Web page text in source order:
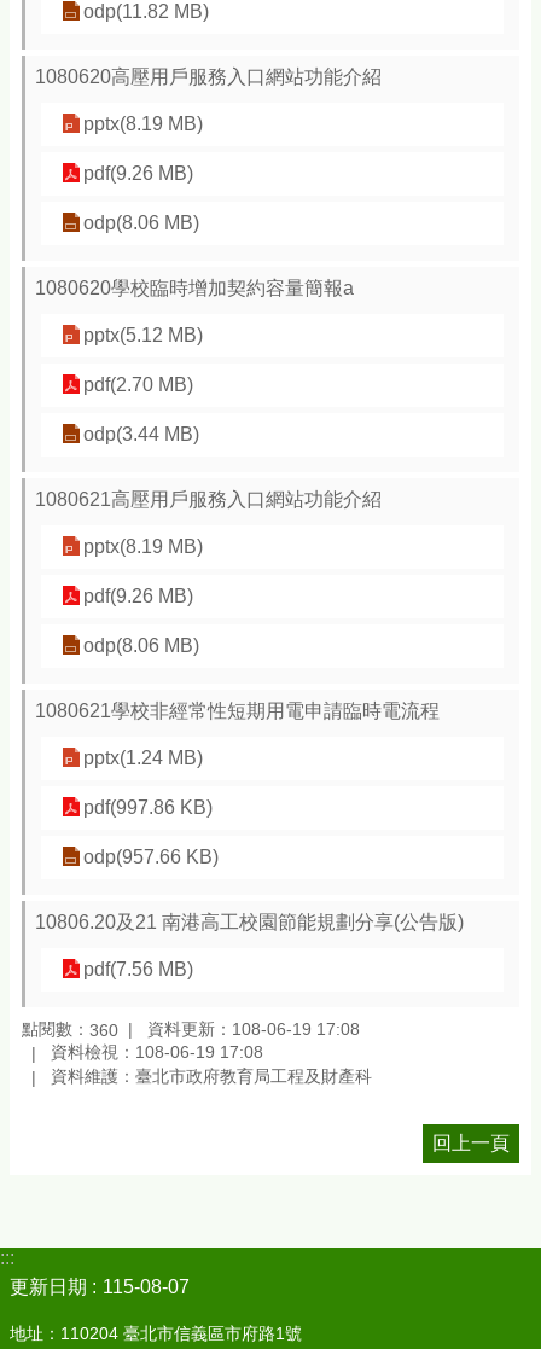
odp(11.82 MB)
1080620高壓用戶服務入口網站功能介紹
pptx(8.19 MB)
pdf(9.26 MB)
odp(8.06 MB)
1080620學校臨時增加契約容量簡報a
pptx(5.12 MB)
pdf(2.70 MB)
odp(3.44 MB)
1080621高壓用戶服務入口網站功能介紹
pptx(8.19 MB)
pdf(9.26 MB)
odp(8.06 MB)
1080621學校非經常性短期用電申請臨時電流程
pptx(1.24 MB)
pdf(997.86 KB)
odp(957.66 KB)
10806.20及21 南港高工校園節能規劃分享(公告版)
pdf(7.56 MB)
點閱數： 360
資料更新：108-06-19 17:08
資料檢視：108-06-19 17:08
資料維護：臺北市政府教育局工程及財產科
回上一頁
:::
更新日期
115-08-07
地址：110204 臺北市信義區市府路1號